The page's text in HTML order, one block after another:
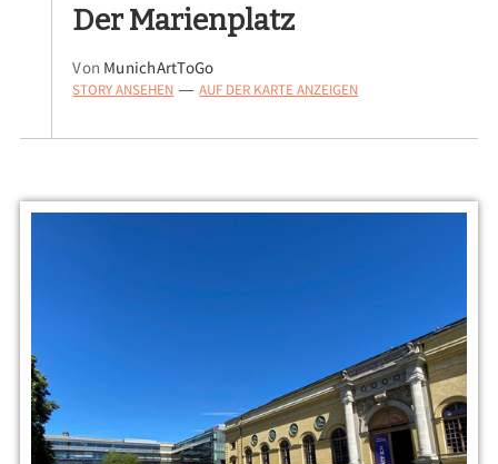
Der Marienplatz
Von MunichArtToGo
STORY ANSEHEN — AUF DER KARTE ANZEIGEN